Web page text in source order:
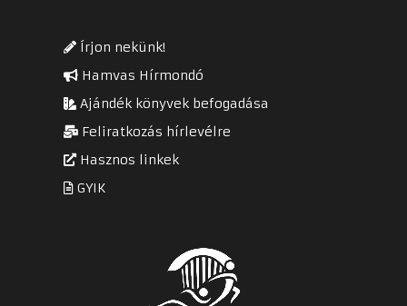
Írjon nekünk!
Hamvas Hírmondó
Ajándék könyvek befogadása
Feliratkozás hírlevélre
Hasznos linkek
GYIK